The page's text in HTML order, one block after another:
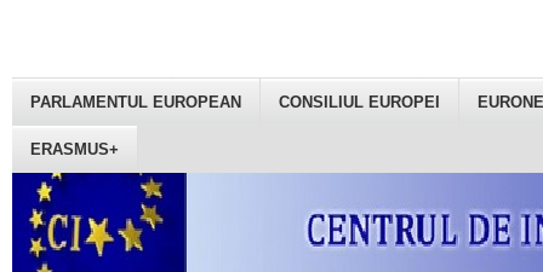
PARLAMENTUL EUROPEAN CONSILIUL EUROPEI
ERASMUS+